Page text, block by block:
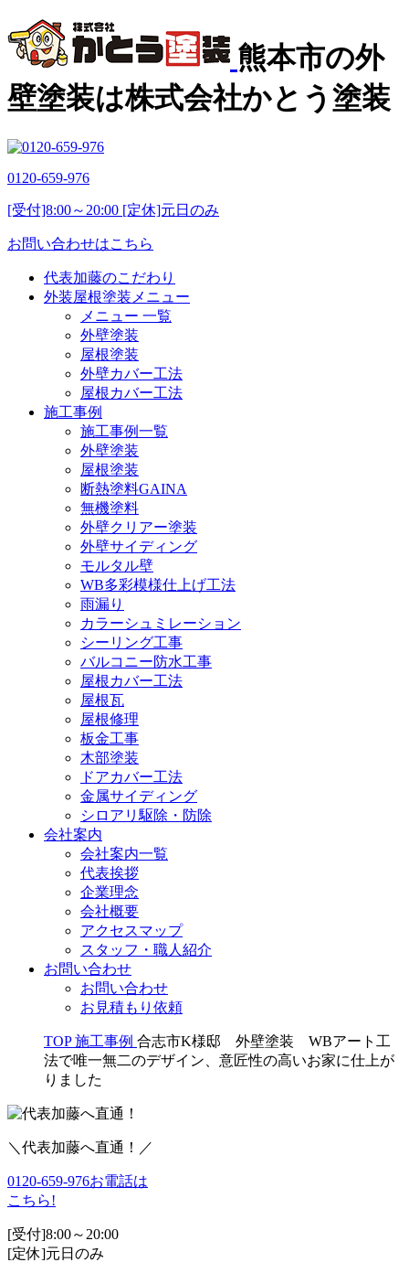
熊本市の外
壁塗装は株式会社かとう塗装
0120-659-976
[受付]8:00～20:00 [定休]元日のみ
お問い合わせはこちら
代表加藤のこだわり
外装屋根塗装メニュー
メニュー 一覧
外壁塗装
屋根塗装
外壁カバー工法
屋根カバー工法
施工事例
施工事例一覧
外壁塗装
屋根塗装
断熱塗料GAINA
無機塗料
外壁クリアー塗装
外壁サイディング
モルタル壁
WB多彩模様仕上げ工法
雨漏り
カラーシュミレーション
シーリング工事
バルコニー防水工事
屋根カバー工法
屋根瓦
屋根修理
板金工事
木部塗装
ドアカバー工法
金属サイディング
シロアリ駆除・防除
会社案内
会社案内一覧
代表挨拶
企業理念
会社概要
アクセスマップ
スタッフ・職人紹介
お問い合わせ
お問い合わせ
お見積もり依頼
TOP 施工事例 合志市K様邸 外壁塗装 WBアート工
法で唯一無二のデザイン、意匠性の高いお家に仕上が
りました
＼代表加藤へ直通！／
0120-659-976お電話は
こちら!
[受付]8:00～20:00
[定休]元日のみ